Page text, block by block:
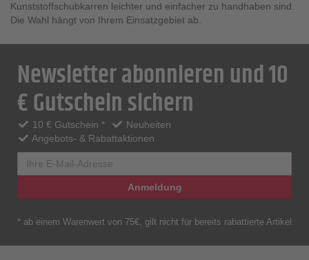
Kunststoffschubkarren leichter und einfacher zu handhaben sind.
Die Wahl hängt von Ihrem Einsatzgebiet ab.
Newsletter abonnieren und 10
€ Gutschein sichern
10 € Gutschein *
Neuheiten
Angebots- & Rabattaktionen
Anmeldung
* ab einem Warenwert von 75€, gilt nicht für bereits rabattierte Artikel